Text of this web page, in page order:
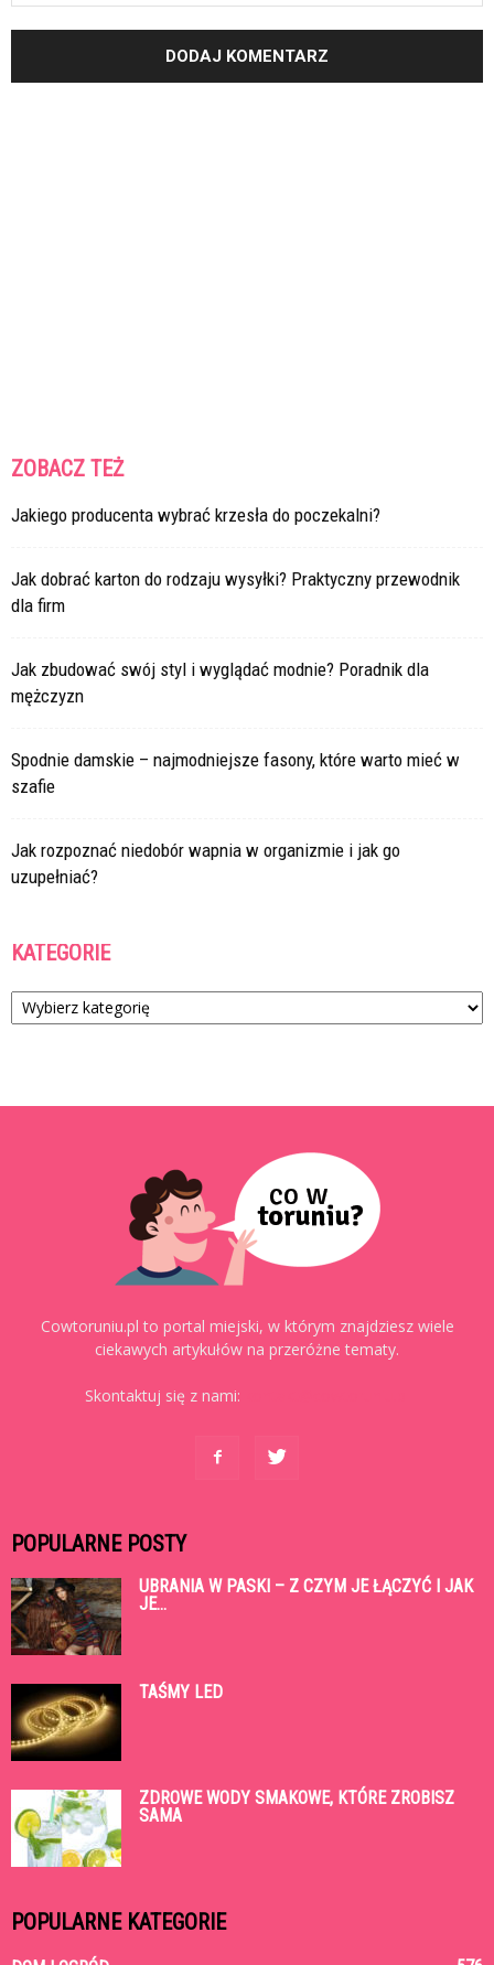
ZOBACZ TEŻ
Jakiego producenta wybrać krzesła do poczekalni?
Jak dobrać karton do rodzaju wysyłki? Praktyczny przewodnik
dla firm
Jak zbudować swój styl i wyglądać modnie? Poradnik dla
mężczyzn
Spodnie damskie – najmodniejsze fasony, które warto mieć w
szafie
Jak rozpoznać niedobór wapnia w organizmie i jak go
uzupełniać?
KATEGORIE
Kategorie
Cowtoruniu.pl to portal miejski, w którym znajdziesz wiele
ciekawych artykułów na przeróżne tematy.
Skontaktuj się z nami:
POPULARNE POSTY
UBRANIA W PASKI – Z CZYM JE ŁĄCZYĆ I JAK
JE...
TAŚMY LED
ZDROWE WODY SMAKOWE, KTÓRE ZROBISZ
SAMA
POPULARNE KATEGORIE